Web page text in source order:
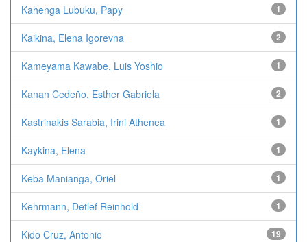
Kahenga Lubuku, Papy
1
Kaikina, Elena Igorevna 2
Kameyama Kawabe, Luis Yoshio 1
Kanan Cedeño, Esther Gabriela 2
Kastrinakis Sarabia, Irini Athenea 1
Kaykina, Elena 1
Keba Manianga, Oriel 1
Kehrmann, Detlef Reinhold 1
Kido Cruz, Antonio 19